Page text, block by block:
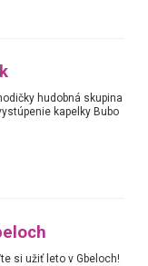
hudobná skupina
kapelky Bubo
si užiť leto v Gbeloch!